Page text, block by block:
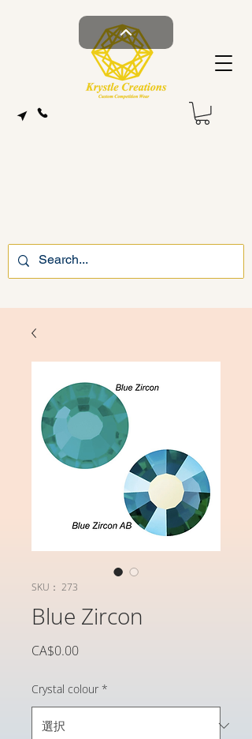
SKU： 273
Blue Zircon
CA$0.00価
Crystal colour *